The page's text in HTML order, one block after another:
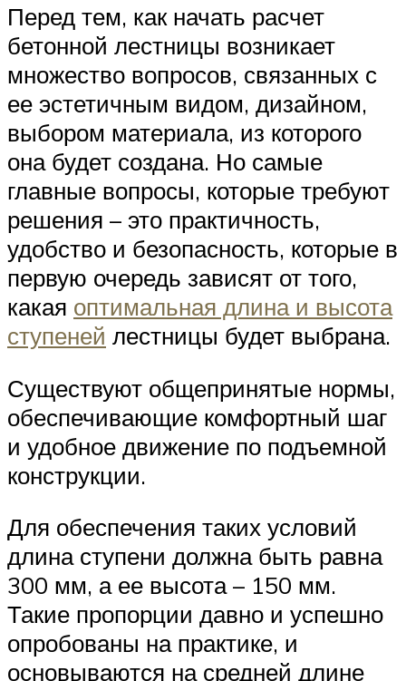
Перед тем, как начать расчет
бетонной лестницы возникает
множество вопросов, связанных с
ее эстетичным видом, дизайном,
выбором материала, из которого
она будет создана. Но самые
главные вопросы, которые требуют
решения – это практичность,
удобство и безопасность, которые в
первую очередь зависят от того,
какая оптимальная длина и высота
ступеней лестницы будет выбрана.
Существуют общепринятые нормы,
обеспечивающие комфортный шаг
и удобное движение по подъемной
конструкции.
Для обеспечения таких условий
длина ступени должна быть равна
300 мм, а ее высота – 150 мм.
Такие пропорции давно и успешно
опробованы на практике, и
основываются на средней длине